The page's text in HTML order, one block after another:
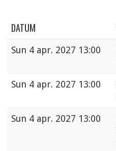
DATUM
Sun 4 apr. 2027 13:00
Sun 4 apr. 2027 13:00
Sun 4 apr. 2027 13:00